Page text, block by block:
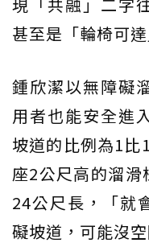
現「共融」二字
甚至是「輪椅可達
鍾欣潔以無障礙
用者也能安全進
坡道的比例為1比
座2公尺高的溜
24公尺長，「就
礙坡道，可能沒